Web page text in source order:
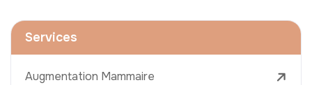
Services
Augmentation Mammaire